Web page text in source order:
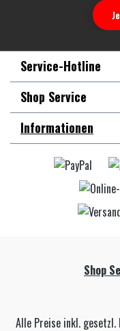
Service-Hotline
Shop Service
Informationen
Shop
Alle Preise inkl.